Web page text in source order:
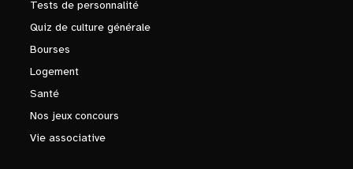
Tests de personnalité
Quiz de culture générale
Bourses
Logement
Santé
Nos jeux concours
Vie associative